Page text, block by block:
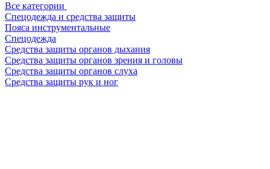
Все категории
Спецодежда и средства защиты
Пояса инструментальные
Спецодежда
Средства защиты органов дыхания
Средства защиты органов зрения и головы
Средства защиты органов слуха
Средства защиты рук и ног